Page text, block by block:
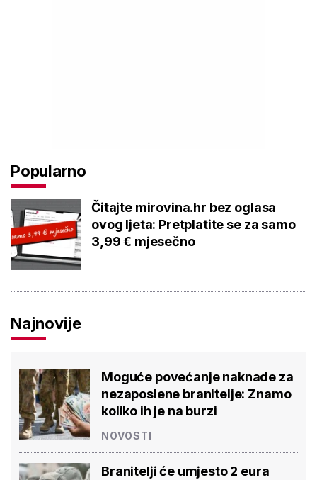
Popularno
Čitajte mirovina.hr bez oglasa
ovog ljeta: Pretplatite se za samo
3,99 € mjesečno
Najnovije
Moguće povećanje naknade za
nezaposlene branitelje: Znamo
koliko ih je na burzi
NOVOSTI
Branitelji će umjesto 2 eura